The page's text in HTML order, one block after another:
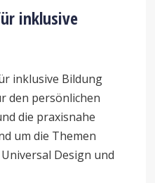
inklusive
inklusive Bildung
den persönlichen
die praxisnahe
um die Themen
Design und